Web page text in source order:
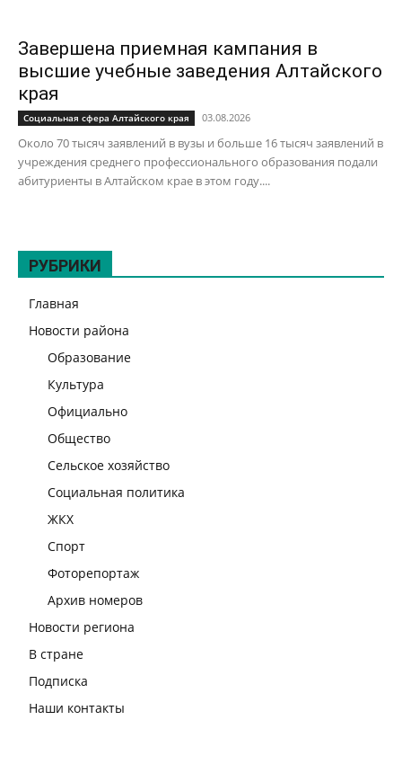
Завершена приемная кампания в
высшие учебные заведения Алтайского
края
Социальная сфера Алтайского края 03.08.2026
Около 70 тысяч заявлений в вузы и больше 16 тысяч заявлений в
учреждения среднего профессионального образования подали
абитуриенты в Алтайском крае в этом году....
РУБРИКИ
Главная
Новости района
Образование
Культура
Официально
Общество
Сельское хозяйство
Социальная политика
ЖКХ
Спорт
Фоторепортаж
Архив номеров
Новости региона
В стране
Подписка
Наши контакты